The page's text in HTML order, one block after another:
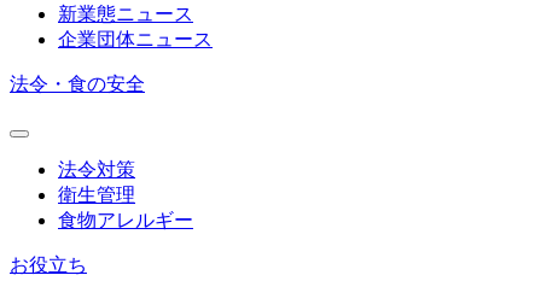
新業態ニュース
企業団体ニュース
法令・食の安全
法令対策
衛生管理
食物アレルギー
お役立ち